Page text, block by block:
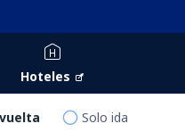
Hoteles
Solo ida